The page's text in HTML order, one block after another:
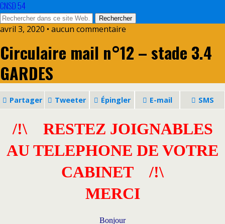
CNSD 54
avril 3, 2020 • aucun commentaire
Circulaire mail n°12 – stade 3.4
GARDES
Partager Tweeter Épingler E-mail SMS
/!\ RESTEZ JOIGNABLES
AU TELEPHONE DE VOTRE
CABINET /!\
MERCI
Bonjour